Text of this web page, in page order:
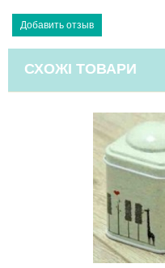
СХОЖІ ТОВАРИ